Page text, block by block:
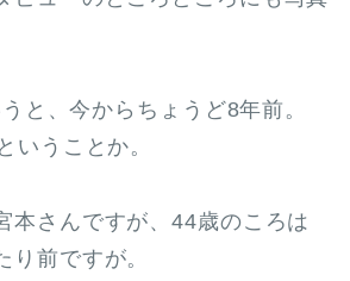
と、今からちょうど8年前。
いうことか。
本さんですが、44歳のころは
り前ですが。